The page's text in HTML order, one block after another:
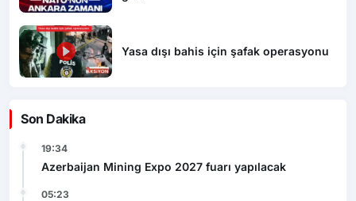
Yasa dışı bahis için şafak operasyonu
Son Dakika
19:34
Azerbaijan Mining Expo 2027 fuarı yapılacak
05:23